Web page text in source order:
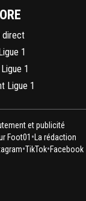
direct
1
1
Ligue 1
et publicité
Foot01 • La rédaction
•TikTok•Facebook